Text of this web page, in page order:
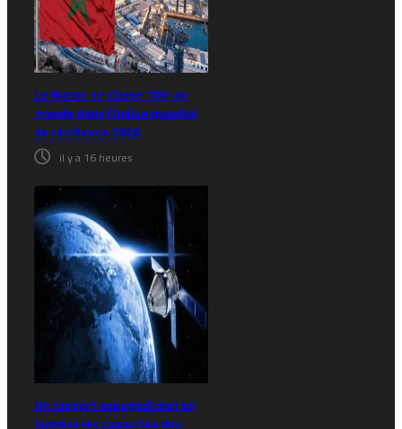
Le Maroc se classe 106ᵉ au
monde dans l’indice mondial
de résidence 2026
il y a 16 heures
Un rapport espagnol met en
lumière les capacités des